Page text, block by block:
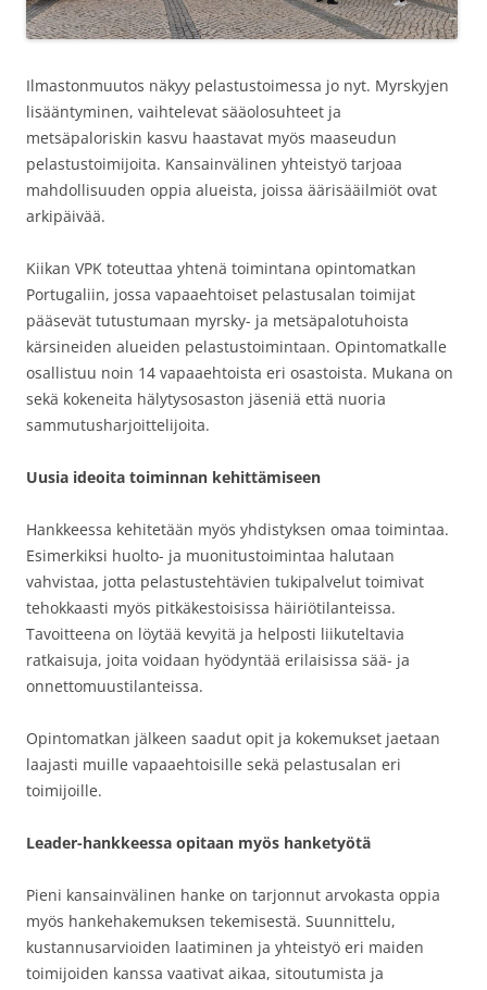
Ilmastonmuutos näkyy pelastustoimessa jo nyt. Myrskyjen
lisääntyminen, vaihtelevat sääolosuhteet ja
metsäpaloriskin kasvu haastavat myös maaseudun
pelastustoimijoita. Kansainvälinen yhteistyö tarjoaa
mahdollisuuden oppia alueista, joissa äärisääilmiöt ovat
arkipäivää.
Kiikan VPK toteuttaa yhtenä toimintana opintomatkan
Portugaliin, jossa vapaaehtoiset pelastusalan toimijat
pääsevät tutustumaan myrsky- ja metsäpalotuhoista
kärsineiden alueiden pelastustoimintaan. Opintomatkalle
osallistuu noin 14 vapaaehtoista eri osastoista. Mukana on
sekä kokeneita hälytysosaston jäseniä että nuoria
sammutusharjoittelijoita.
Uusia ideoita toiminnan kehittämiseen
Hankkeessa kehitetään myös yhdistyksen omaa toimintaa.
Esimerkiksi huolto- ja muonitustoimintaa halutaan
vahvistaa, jotta pelastustehtävien tukipalvelut toimivat
tehokkaasti myös pitkäkestoisissa häiriötilanteissa.
Tavoitteena on löytää kevyitä ja helposti liikuteltavia
ratkaisuja, joita voidaan hyödyntää erilaisissa sää- ja
onnettomuustilanteissa.
Opintomatkan jälkeen saadut opit ja kokemukset jaetaan
laajasti muille vapaaehtoisille sekä pelastusalan eri
toimijoille.
Leader-hankkeessa opitaan myös hanketyötä
Pieni kansainvälinen hanke on tarjonnut arvokasta oppia
myös hankehakemuksen tekemisestä. Suunnittelu,
kustannusarvioiden laatiminen ja yhteistyö eri maiden
toimijoiden kanssa vaativat aikaa, sitoutumista ja